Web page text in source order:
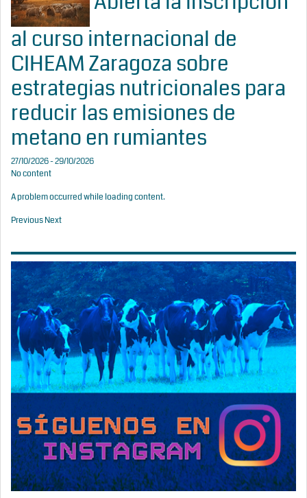
al curso internacional de
CIHEAM Zaragoza sobre
estrategias nutricionales para
reducir las emisiones de
metano en rumiantes
27/10/2026 - 29/10/2026
No content
A problem occurred while loading content.
PreviousNext